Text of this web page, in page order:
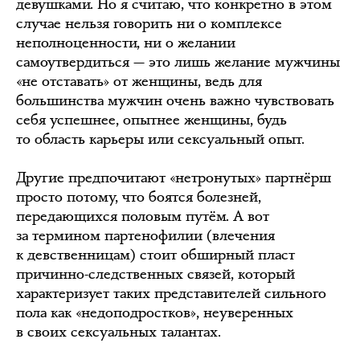
девушками. Но я считаю, что конкретно в этом
случае нельзя говорить ни о комплексе
неполноценности, ни о желании
самоутвердиться — это лишь желание мужчины
«не отставать» от женщины, ведь для
большинства мужчин очень важно чувствовать
себя успешнее, опытнее женщины, будь
то область карьеры или сексуальный опыт.
Другие предпочитают «нетронутых» партнёрш
просто потому, что боятся болезней,
передающихся половым путём. А вот
за термином партенофилии (влечения
к девственницам) стоит обширный пласт
причинно-следственных связей, который
характеризует таких представителей сильного
пола как «недоподростков», неуверенных
в своих сексуальных талантах.